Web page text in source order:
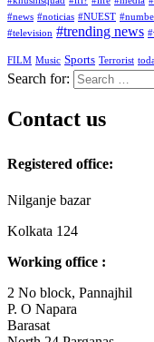
#news #noticias #NUEST
#television #trending news
FILM Music Sports Terrorist
Search for:
Contact us
Registered office:
Nilganje bazar
Kolkata 124
Working office :
2 No block, Pannajhil
P. O Napara
Barasat